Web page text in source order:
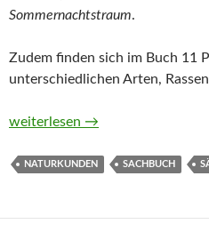
Sommernachtstraum.
Zudem finden sich im Buch 11
unterschiedlichen Arten,
Esel. Ein Portrait (Naturkunden)
weiterlesen →
NATURKUNDEN SACHBUCH